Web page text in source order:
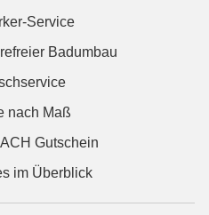
Service
Badumbau
nach Maß
Gutschein
im Überblick